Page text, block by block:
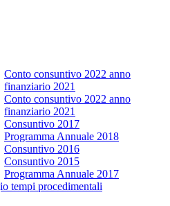
Conto consuntivo 2022 anno
finanziario 2021
Conto consuntivo 2022 anno
finanziario 2021
Consuntivo 2017
Programma Annuale 2018
Consuntivo 2016
Consuntivo 2015
Programma Annuale 2017
tempi procedimentali